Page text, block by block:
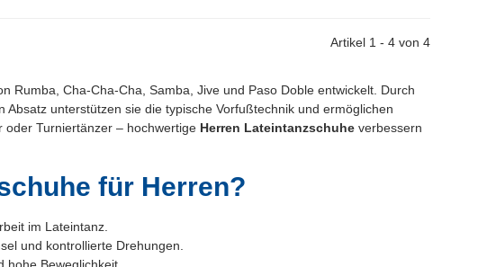
Rumba, Cha-Cha-Cha, Samba, Jive und Paso Doble entwickelt. Durch
unterstützen sie die typische Vorfußtechnik und ermöglichen
oder Turniertänzer – hochwertige Herren Lateintanzschuhe verbessern
für Herren?
im Lateintanz.
und kontrollierte Drehungen.
Artikel 1 - 4 von 4